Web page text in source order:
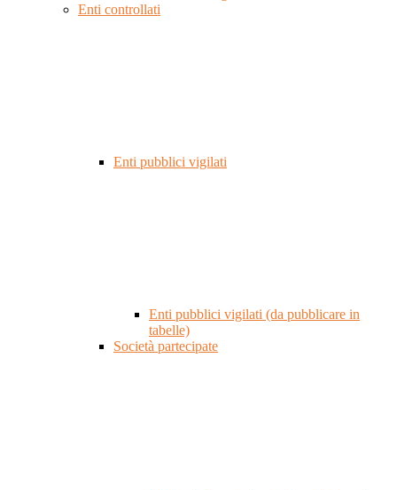
Enti controllati
Enti pubblici vigilati
Enti pubblici vigilati (da pubblicare in
tabelle)
Società partecipate